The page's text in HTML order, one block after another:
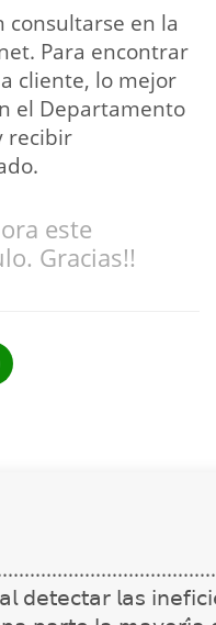
consultarse en la
Para encontrar
cliente, lo mejor
el Departamento
recibir
este
Gracias!!
𝗅𝖺𝗌